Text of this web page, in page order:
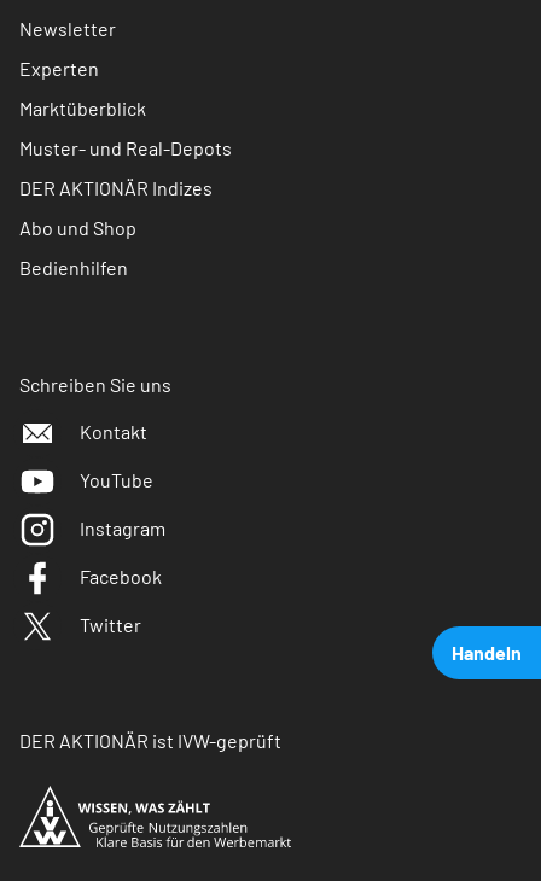
Handeln
Newsletter
Experten
Marktüberblick
Muster- und Real-Depots
DER AKTIONÄR Indizes
Abo und Shop
Bedienhilfen
Schreiben Sie uns
Kontakt
YouTube
Instagram
Facebook
Twitter
DER AKTIONÄR ist IVW-geprüft